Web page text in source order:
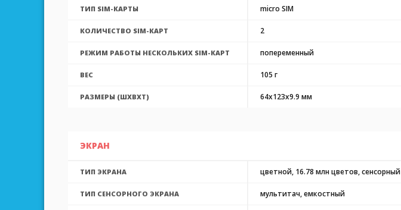
ТИП SIM-КАРТЫ micro SIM
КОЛИЧЕСТВО SIM-КАРТ 2
РЕЖИМ РАБОТЫ НЕСКОЛЬКИХ SIM-КАРТ попеременный
ВЕС 105 г
РАЗМЕРЫ (ШXВXТ) 64x123x9.9 мм
ЭКРАН
ТИП ЭКРАНА цветной, 16.78 млн цветов, сенсорный
ТИП СЕНСОРНОГО ЭКРАНА мультитач, емкостный